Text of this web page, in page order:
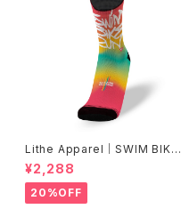
Lithe Apparel｜SWIM BIKE
RUN [COLOR]
¥2,288
20%OFF